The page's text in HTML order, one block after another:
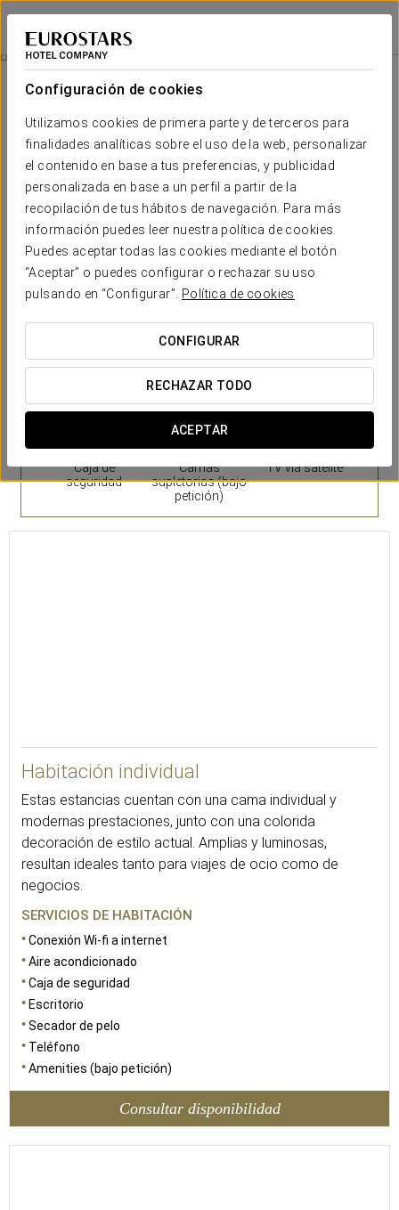
Configuración de cookies
Utilizamos cookies de primera parte y de terceros para
finalidades analíticas sobre el uso de la web, personalizar
el contenido en base a tus preferencias, y publicidad
personalizada en base a un perfil a partir de la
recopilación de tus hábitos de navegación. Para más
información puedes leer nuestra política de cookies.
Puedes aceptar todas las cookies mediante el botón
“Aceptar” o puedes configurar o rechazar su uso
pulsando en “Configurar”.
Política de cookies
CONFIGURAR
RECHAZAR TODO
ACEPTAR
Eurostars Central
MADRID
Habitaciones
Habitaciones
El confort y descanso que necesitas
Hotel Eurostars Central tiene 135 habitaciones de diseño,
con abundante luz natural y baño con todos los acabados. Se
trata de habitaciones individuales, dobles y triples, con suelo
parqué y un cuidado diseño vanguardista. Las habitaciones
tienen TV LCD satélite, escritorio, conexión wifi, ducha,
secador y espejo de aumento, entre otros detalles.
Habitaciones
Caja de
seguridad
Camas
supletorias (bajo
petición)
TV vía satélite
Habitación individual
Estas estancias cuentan con una cama individual y
modernas prestaciones, junto con una colorida
decoración de estilo actual. Amplias y luminosas,
resultan ideales tanto para viajes de ocio como de
negocios.
SERVICIOS DE HABITACIÓN
Conexión Wi-fi a internet
Aire acondicionado
Caja de seguridad
Escritorio
Secador de pelo
Teléfono
Amenities (bajo petición)
Consultar disponibilidad